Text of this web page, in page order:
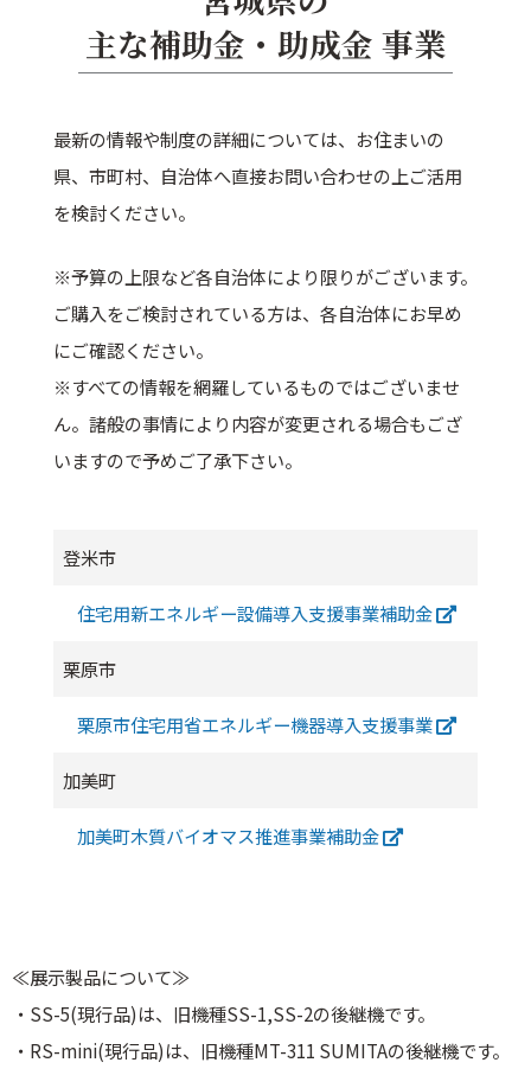
主な補助金・助成金 事業
最新の情報や制度の詳細については、お住まいの
県、市町村、自治体へ直接お問い合わせの上ご活用
を検討ください。
※予算の上限など各自治体により限りがございます。
ご購入をご検討されている方は、各自治体にお早め
にご確認ください。
※すべての情報を網羅しているものではございませ
ん。諸般の事情により内容が変更される場合もござ
いますので予めご了承下さい。
登米市
住宅用新エネルギー設備導入支援事業補助金
栗原市
栗原市住宅用省エネルギー機器導入支援事業
加美町
加美町木質バイオマス推進事業補助金
≪展示製品について≫
・SS-5(現行品)は、旧機種SS-1,SS-2の後継機です。
・RS-mini(現行品)は、旧機種MT-311 SUMITAの後継機です。